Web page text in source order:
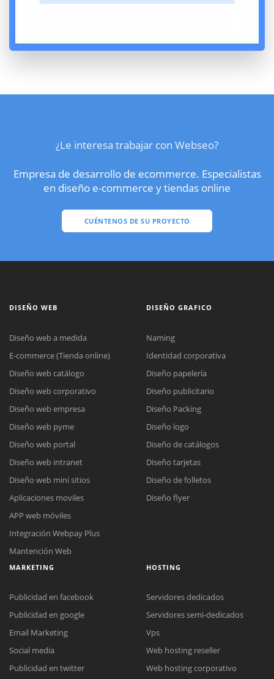
¿Le interesa trabajar con Webseo?
Empresa de desarrollo de ecommerce. Especialistas
en diseño e-commerce y tiendas online
CUÉNTENOS DE SU PROYECTO
DISEÑO WEB
Diseño web a medida
E-commerce (Tienda online)
Diseño web catálogo
Diseño web corporativo
Diseño web empresa
Diseño web pyme
Diseño web portal
Diseño web intranet
Diseño web mini sitios
Aplicaciones moviles
APP web móviles
Integración Webpay Plus
Mantención Web
DISEÑO GRAFICO
Naming
Identidad corporativa
Diseño papelería
Diseño publicitario
Diseño Packing
Diseño logo
Diseño de catálogos
Diseño tarjetas
Diseño de folletos
Diseño flyer
MARKETING
Publicidad en facebook
Publicidad en google
Email Marketing
Social media
Publicidad en twitter
HOSTING
Servidores dedicados
Servidores semi-dedicados
Vps
Web hosting reseller
Web hosting corporativo